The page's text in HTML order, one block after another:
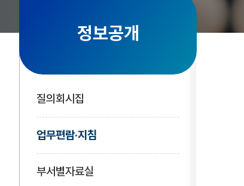
정보공개
질의회시집
업무편람·지침
부서별자료실